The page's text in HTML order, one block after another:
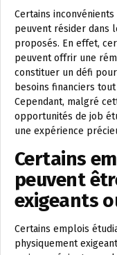
Certains
peuvent résider dans
proposés. En effet,
peuvent offrir une
constituer un défi
besoins financiers
Cependant, malgré
opportunités de job
une expérience
Certains
peuvent
exigeants
Certains emplois
physiquement